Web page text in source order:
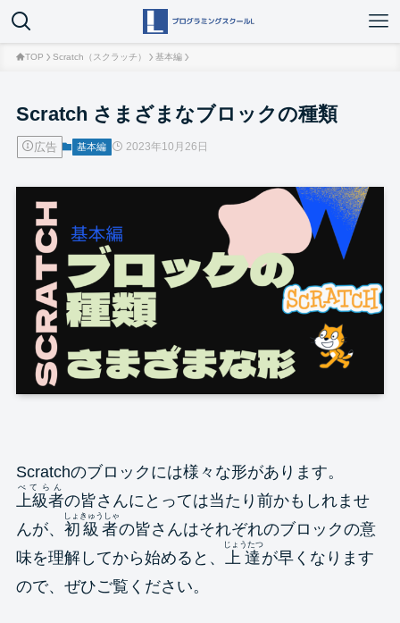
TOP Scratch（スクラッチ） 基本編
Scratch さまざまなブロックの種類
広告 基本編 2023年10月26日
Scratchのブロックには様々な形があります。
上級者
べてらん
の皆さんにとっては当たり前かもしれませ
んが、 初級者
しょきゅうしゃ
の皆さんはそれぞれのブロックの意
味を理解してから始めると、 上達
じょうたつ
が早くなります
ので、ぜひご覧ください。